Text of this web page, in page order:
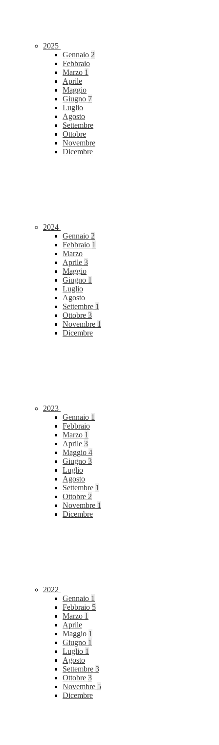
2025
Gennaio 2
Febbraio
Marzo 1
Aprile
Maggio
Giugno 7
Luglio
Agosto
Settembre
Ottobre
Novembre
Dicembre
2024
Gennaio 2
Febbraio 1
Marzo
Aprile 3
Maggio
Giugno 1
Luglio
Agosto
Settembre 1
Ottobre 3
Novembre 1
Dicembre
2023
Gennaio 1
Febbraio
Marzo 1
Aprile 3
Maggio 4
Giugno 3
Luglio
Agosto
Settembre 1
Ottobre 2
Novembre 1
Dicembre
2022
Gennaio 1
Febbraio 5
Marzo 1
Aprile
Maggio 1
Giugno 1
Luglio 1
Agosto
Settembre 3
Ottobre 3
Novembre 5
Dicembre